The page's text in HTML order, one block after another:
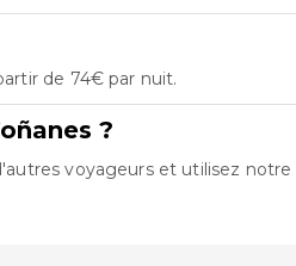
de 74€ par nuit.
?
voyageurs et utilisez